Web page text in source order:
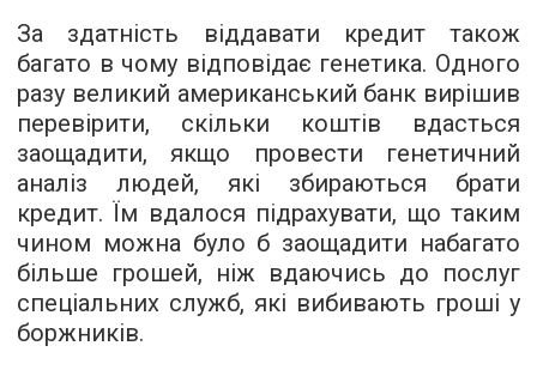
За здатність віддавати кредит також
багато в чому відповідає генетика. Одного
разу великий американський банк вирішив
перевірити, скільки коштів вдасться
заощадити, якщо провести генетичний
аналіз людей, які збираються брати
кредит. Їм вдалося підрахувати, що таким
чином можна було б заощадити набагато
більше грошей, ніж вдаючись до послуг
спеціальних служб, які вибивають гроші у
боржників.